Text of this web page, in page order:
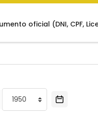
oficial (DNI, CPF,
Año